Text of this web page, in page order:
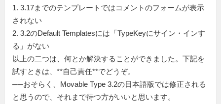
1. 3.17までのテンプレートではコメントのフォームが表示
されない
2. 3.2のDefault Templatesには「TypeKeyにサイン・インす
る」がない
以上の二つは、何とか解決することができました。下記を
試すときは、**自己責任**でどうぞ。
──おそらく、Movable Type 3.2の日本語版では修正される
と思うので、それまで待つ方がいいと思います。